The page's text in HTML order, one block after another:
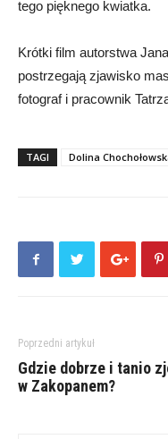
tego pięknego kwiatka.
Krótki film autorstwa
postrzegają zjawisko
fotograf i pracownik
TAGI Dolina
Poprzedni artykuł
Gdzie dobrze i tanio
w Zakopanem?